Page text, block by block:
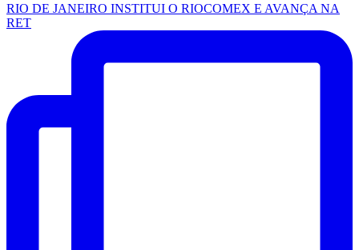
RIO DE JANEIRO INSTITUI O RIOCOMEX E AVANÇA NA
RET